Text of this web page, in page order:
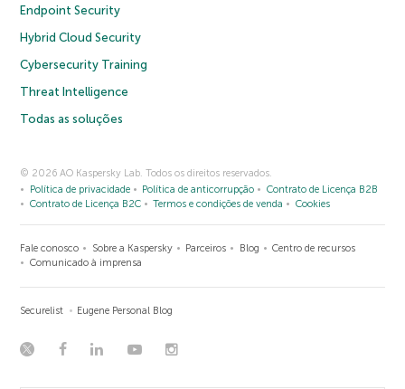
Endpoint Security
Hybrid Cloud Security
Cybersecurity Training
Threat Intelligence
Todas as soluções
© 2026 AO Kaspersky Lab. Todos os direitos reservados.
Política de privacidade
Política de anticorrupção
Contrato de Licença B2B
Contrato de Licença B2C
Termos e condições de venda Cookies
Fale conosco Sobre a Kaspersky Parceiros Blog
Centro de recursos
Comunicado à imprensa
Securelist Eugene Personal Blog